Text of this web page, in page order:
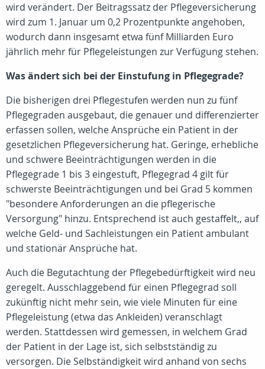
wird verändert. Der Beitragssatz der Pflegeversicherung
wird zum 1. Januar um 0,2 Prozentpunkte angehoben,
wodurch dann insgesamt etwa fünf Milliarden Euro
jährlich mehr für Pflegeleistungen zur Verfügung stehen.
Was ändert sich bei der Einstufung in Pflegegrade?
Die bisherigen drei Pflegestufen werden nun zu fünf
Pflegegraden ausgebaut, die genauer und differenzierter
erfassen sollen, welche Ansprüche ein Patient in der
gesetzlichen Pflegeversicherung hat. Geringe, erhebliche
und schwere Beeinträchtigungen werden in die
Pflegegrade 1 bis 3 eingestuft, Pflegegrad 4 gilt für
schwerste Beeinträchtigungen und bei Grad 5 kommen
"besondere Anforderungen an die pflegerische
Versorgung" hinzu. Entsprechend ist auch gestaffelt,, auf
welche Geld- und Sachleistungen ein Patient ambulant
und stationär Ansprüche hat.
Auch die Begutachtung der Pflegebedürftigkeit wird neu
geregelt. Ausschlaggebend für einen Pflegegrad soll
zukünftig nicht mehr sein, wie viele Minuten für eine
Pflegeleistung (etwa das Ankleiden) veranschlagt
werden. Stattdessen wird gemessen, in welchem Grad
der Patient in der Lage ist, sich selbstständig zu
versorgen. Die Selbständigkeit wird anhand von sechs